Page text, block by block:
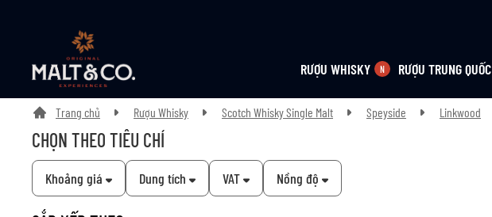
RƯỢU WHISKY RƯỢU TRUNG QUỐC
Trang chủ Rượu Whisky Scotch Whisky Single Malt Speyside Linkwood
CHỌN THEO TIÊU CHÍ
Khoảng giá Dung tích VAT Nồng độ